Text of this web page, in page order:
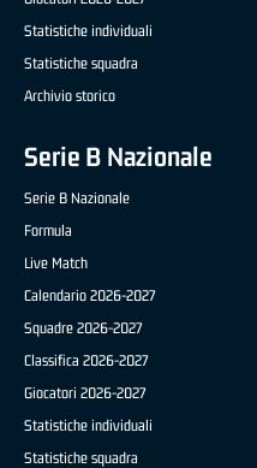
Statistiche individuali
Statistiche squadra
Archivio storico
Serie B Nazionale
Serie B Nazionale
Formula
Live Match
Calendario 2026-2027
Squadre 2026-2027
Classifica 2026-2027
Giocatori 2026-2027
Statistiche individuali
Statistiche squadra